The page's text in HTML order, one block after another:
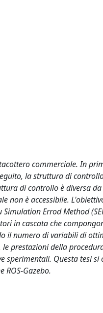
commerciale. In
la struttura di
di controllo è diversa
non è accessibile.
Errod Method
in cascata che
il numero di variabili di
prestazioni della
sperimentali. Questa tesi si
Gazebo.